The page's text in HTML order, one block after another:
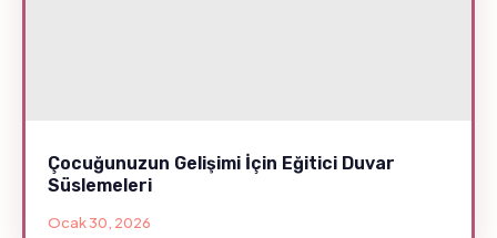
Çocuğunuzun Gelişimi İçin Eğitici Duvar
Süslemeleri
Ocak 30, 2026